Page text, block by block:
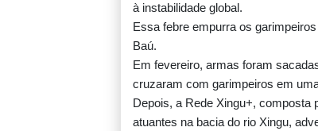
à instabilidade global.
Essa febre empurra os
Baú.
Em fevereiro, armas foram
cruzaram com garimpeiros em
Depois, a Rede Xingu+, composta
atuantes na bacia do rio Xingu,